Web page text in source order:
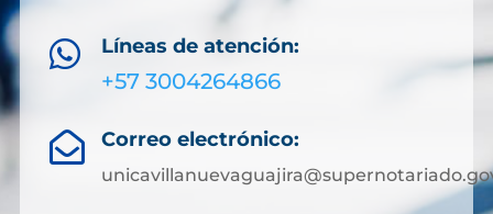
 Líneas de atención:
+57 3004264866
 Correo electrónico: